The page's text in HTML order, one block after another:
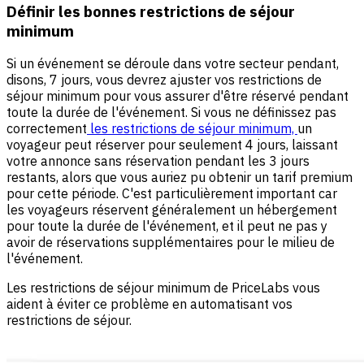
Définir les bonnes restrictions de séjour
minimum
Si un événement se déroule dans votre secteur pendant,
disons, 7 jours, vous devrez ajuster vos restrictions de
séjour minimum pour vous assurer d'être réservé pendant
toute la durée de l'événement. Si vous ne définissez pas
correctement les restrictions de séjour minimum, un
voyageur peut réserver pour seulement 4 jours, laissant
votre annonce sans réservation pendant les 3 jours
restants, alors que vous auriez pu obtenir un tarif premium
pour cette période. C'est particulièrement important car
les voyageurs réservent généralement un hébergement
pour toute la durée de l'événement, et il peut ne pas y
avoir de réservations supplémentaires pour le milieu de
l'événement.
Les restrictions de séjour minimum de PriceLabs vous
aident à éviter ce problème en automatisant vos
restrictions de séjour.